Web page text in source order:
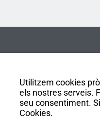
Utilitzem cookies
els nostres serveis.
seu consentiment.
Cookies.